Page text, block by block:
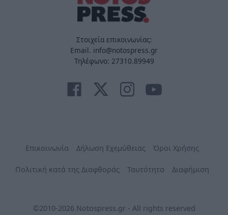
Στοιχεία επικοινωνίας:
Email. info@notospress.gr
Τηλέφωνο: 27310.89949
Επικοινωνία Δήλωση Εχεμύθειας Όροι Χρήσης
Πολιτική κατά της Διαφθοράς Ταυτότητα Διαφήμιση
©2010-2026 Notospress.gr - All rights reserved